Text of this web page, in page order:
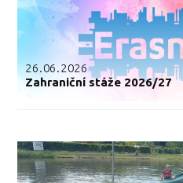
26.06.2026
Zahraniční stáže 2026/27